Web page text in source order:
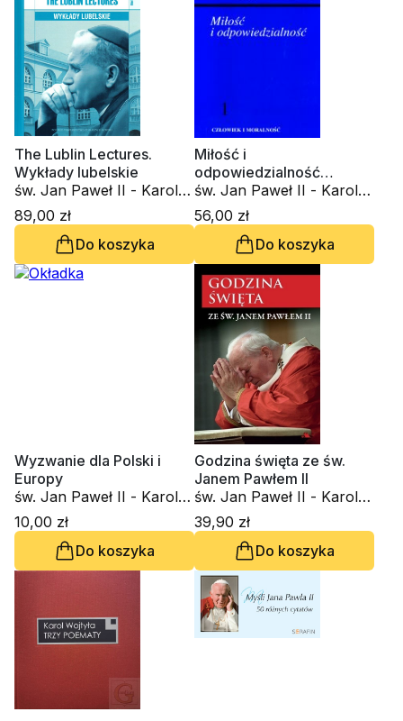
The Lublin Lectures.
Wykłady lubelskie
św. Jan Paweł II - Karol
Wojtyła
89,00 zł
Do koszyka
Miłość i
odpowiedzialność
(twarda oprawa)
św. Jan Paweł II - Karol
Wojtyła
56,00 zł
Do koszyka
Wyzwanie dla Polski i
Europy
św. Jan Paweł II - Karol
Wojtyła
10,00 zł
Do koszyka
Godzina święta ze św.
Janem Pawłem II
św. Jan Paweł II - Karol
Wojtyła
39,90 zł
Do koszyka